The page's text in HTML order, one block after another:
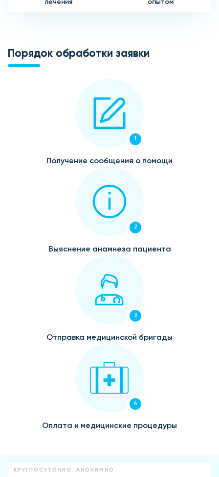
лечения опытом
Порядок обработки заявки
1
Получение сообщения о помощи
2
Выяснение анамнеза пациента
3
Отправка медицинской бригады
4
Оплата и медицинские процедуры
КРУГЛОСУТОЧНО, АНОНИМНО